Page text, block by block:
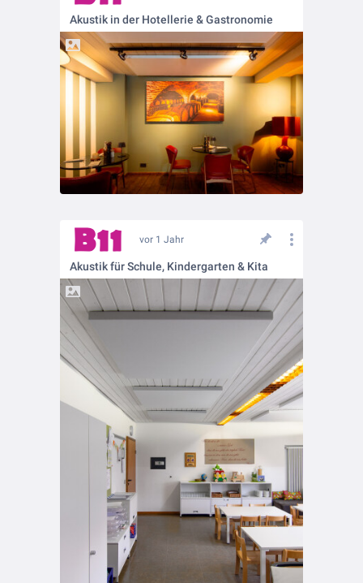
Akustik in der Hotellerie & Gastronomie
vor 1 Jahr
Akustik für Schule, Kindergarten & Kita